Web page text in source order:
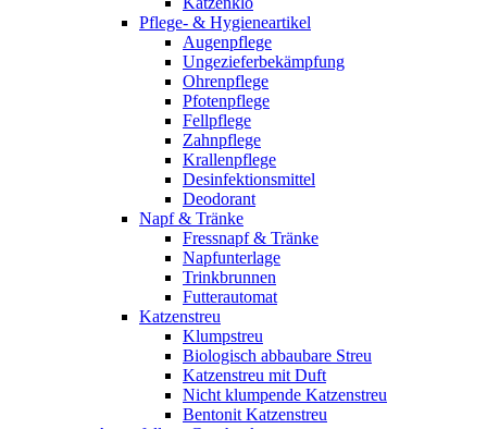
Pflege- & Hygieneartikel
Augenpflege
Ungezieferbekämpfung
Ohrenpflege
Pfotenpflege
Fellpflege
Zahnpflege
Krallenpflege
Desinfektionsmittel
Deodorant
Napf & Tränke
Fressnapf & Tränke
Napfunterlage
Trinkbrunnen
Futterautomat
Katzenstreu
Klumpstreu
Biologisch abbaubare Streu
Katzenstreu mit Duft
Nicht klumpende Katzenstreu
Bentonit Katzenstreu